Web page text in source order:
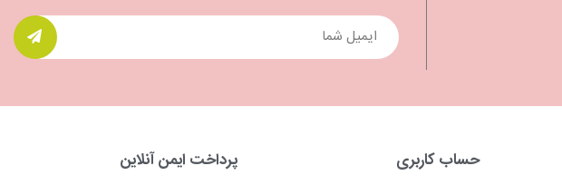
حساب کاربری پرداخت ایمن آنلاین